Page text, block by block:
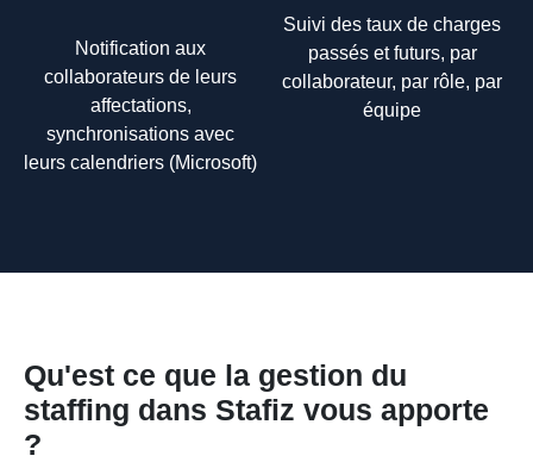
Notification aux
collaborateurs de leurs
affectations,
synchronisations avec
leurs calendriers (Microsoft)
Suivi des taux de charges
passés et futurs, par
collaborateur, par rôle, par
équipe
Qu'est ce que la gestion du
staffing dans Stafiz vous apporte
?